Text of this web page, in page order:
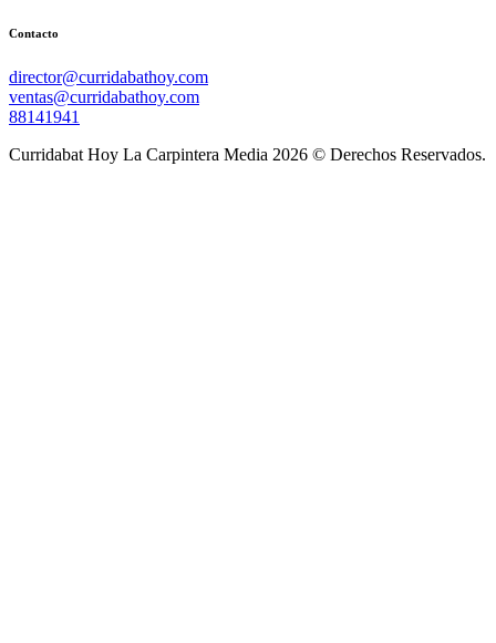
Contacto
director@curridabathoy.com
ventas@curridabathoy.com
88141941
Curridabat Hoy La Carpintera Media 2026 © Derechos Reservados.